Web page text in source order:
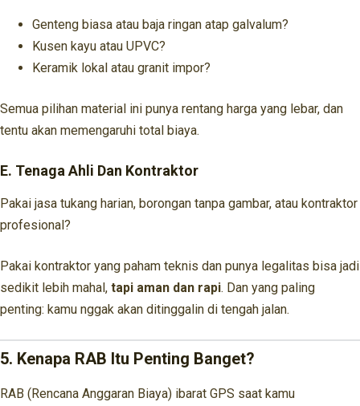
Genteng biasa atau baja ringan atap galvalum?
Kusen kayu atau UPVC?
Keramik lokal atau granit impor?
Semua pilihan material ini punya rentang harga yang lebar, dan
tentu akan memengaruhi total biaya.
E. Tenaga Ahli Dan Kontraktor
Pakai jasa tukang harian, borongan tanpa gambar, atau kontraktor
profesional?
Pakai kontraktor yang paham teknis dan punya legalitas bisa jadi
sedikit lebih mahal, tapi aman dan rapi. Dan yang paling
penting: kamu nggak akan ditinggalin di tengah jalan.
5. Kenapa RAB Itu Penting Banget?
RAB (Rencana Anggaran Biaya) ibarat GPS saat kamu